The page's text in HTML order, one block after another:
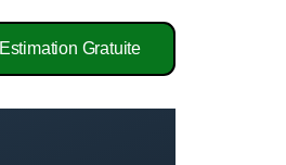
Estimation Gratuite